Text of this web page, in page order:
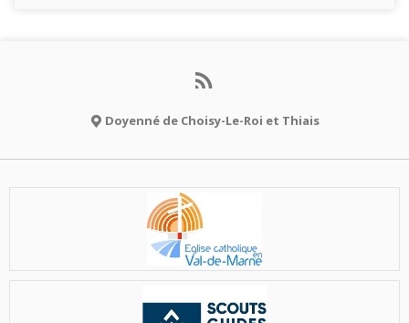
Doyenné de Choisy-Le-Roi et Thiais